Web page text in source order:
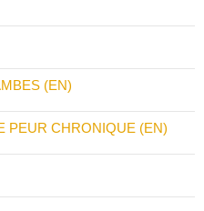
(EN)
PEUR CHRONIQUE (EN)